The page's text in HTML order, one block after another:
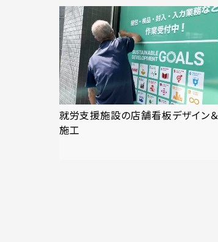
就労支援施設の店舗看板デザイン＆
施工